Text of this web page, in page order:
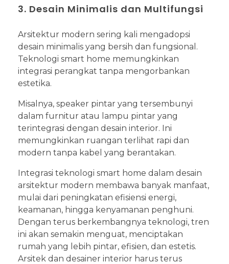
3. Desain Minimalis dan Multifungsi
Arsitektur modern sering kali mengadopsi
desain minimalis yang bersih dan fungsional.
Teknologi smart home memungkinkan
integrasi perangkat tanpa mengorbankan
estetika.
Misalnya, speaker pintar yang tersembunyi
dalam furnitur atau lampu pintar yang
terintegrasi dengan desain interior. Ini
memungkinkan ruangan terlihat rapi dan
modern tanpa kabel yang berantakan.
Integrasi teknologi smart home dalam desain
arsitektur modern membawa banyak manfaat,
mulai dari peningkatan efisiensi energi,
keamanan, hingga kenyamanan penghuni.
Dengan terus berkembangnya teknologi, tren
ini akan semakin menguat, menciptakan
rumah yang lebih pintar, efisien, dan estetis.
Arsitek dan desainer interior harus terus